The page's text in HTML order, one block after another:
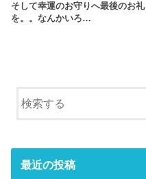
そして幸運のお守りへ最後のお礼
を。。なんかいろ…
最近の投稿